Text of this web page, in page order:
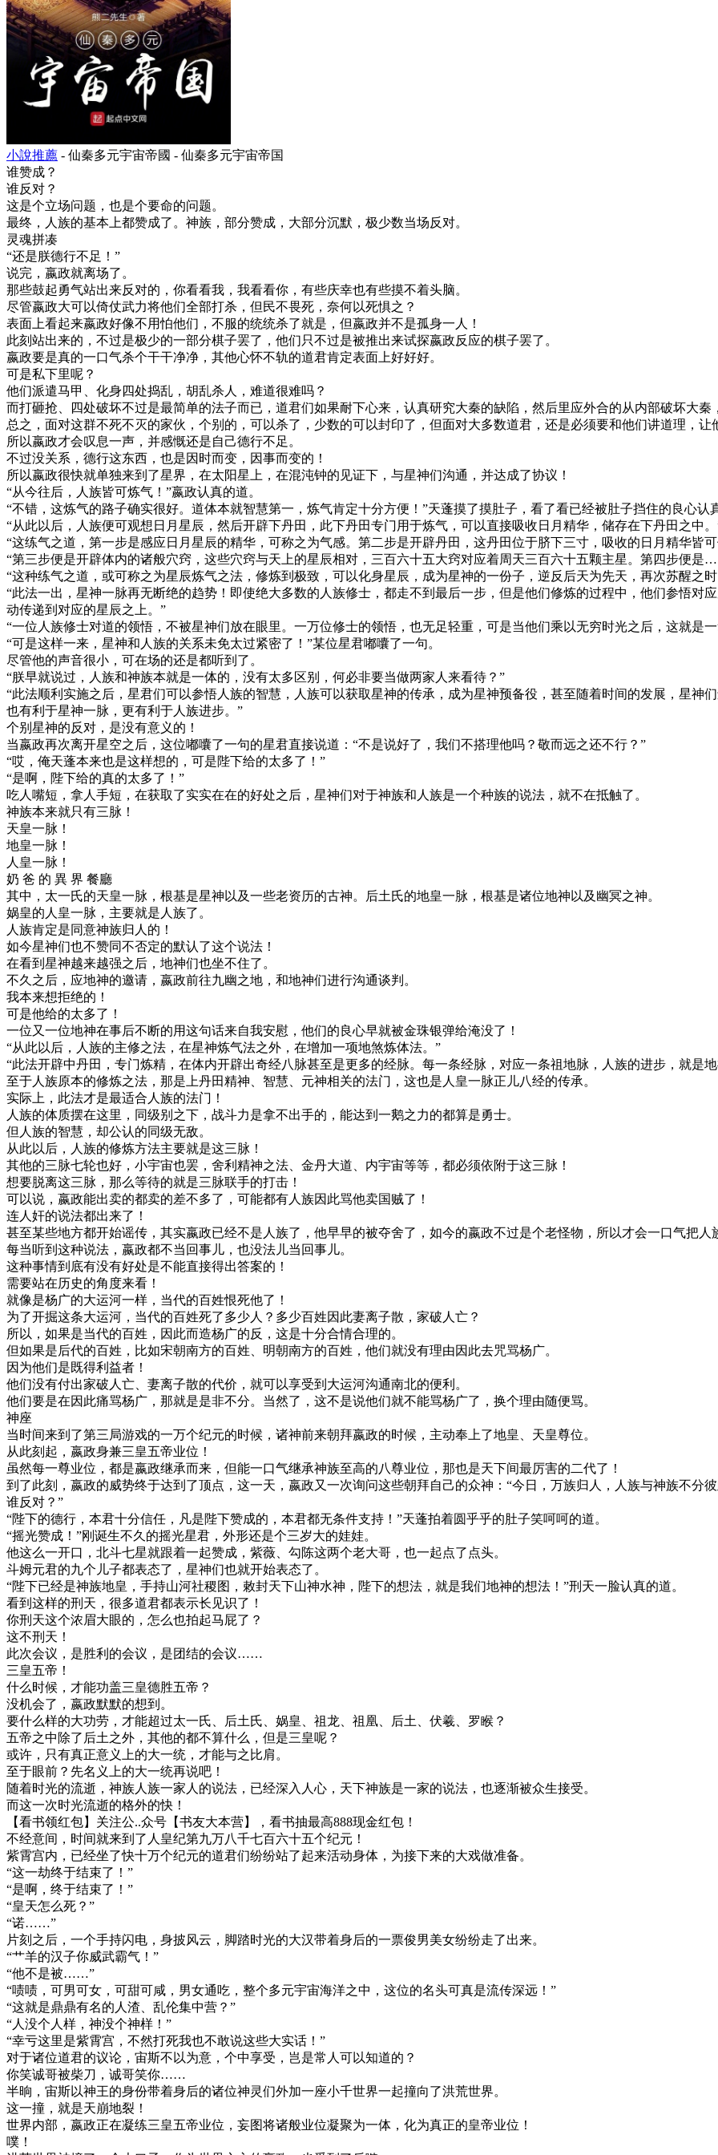
小說推薦 - 仙秦多元宇宙帝國 - 仙秦多元宇宙帝国
谁赞成？
谁反对？
这是个立场问题，也是个要命的问题。
最终，人族的基本上都赞成了。神族，部分赞成，大部分沉默，极少数当场反对。
灵魂拼凑
“还是朕德行不足！”
说完，嬴政就离场了。
那些鼓起勇气站出来反对的，你看看我，我看看你，有些庆幸也有些摸不着头脑。
尽管嬴政大可以倚仗武力将他们全部打杀，但民不畏死，奈何以死惧之？
表面上看起来嬴政好像不用怕他们，不服的统统杀了就是，但嬴政并不是孤身一人！
此刻站出来的，不过是极少的一部分棋子罢了，他们只不过是被推出来试探嬴政反应的棋子罢了。
嬴政要是真的一口气杀个干干净净，其他心怀不轨的道君肯定表面上好好好。
可是私下里呢？
他们派遣马甲、化身四处捣乱，胡乱杀人，难道很难吗？
而打砸抢、四处破坏不过是最简单的法子而已，道君们如果耐下心来，认真研究大秦的缺陷，然后里应外合的从内部破坏大秦
总之，面对这群不死不灭的家伙，个别的，可以杀了，少数的可以封印了，但面对大多数道君，还是必须要和他们讲道理，让
所以嬴政才会叹息一声，并感慨还是自己德行不足。
不过没关系，德行这东西，也是因时而变，因事而变的！
所以嬴政很快就单独来到了星界，在太阳星上，在混沌钟的见证下，与星神们沟通，并达成了协议！
“从今往后，人族皆可炼气！”嬴政认真的道。
“不错，这炼气的路子确实很好。道体本就智慧第一，炼气肯定十分方便！”天蓬摸了摸肚子，看了看已经被肚子挡住的良心认
“从此以后，人族便可观想日月星辰，然后开辟下丹田，此下丹田专门用于炼气，可以直接吸收日月精华，储存在下丹田之中
“这练气之道，第一步是感应日月星辰的精华，可称之为气感。第二步是开辟丹田，这丹田位于脐下三寸，吸收的日月精华皆
“第三步便是开辟体内的诸般穴窍，这些穴窍与天上的星辰相对，三百六十五大窍对应着周天三百六十五颗主星。第四步便是
“这种练气之道，或可称之为星辰炼气之法，修炼到极致，可以化身星辰，成为星神的一份子，逆反后天为先天，再次苏醒之
“此法一出，星神一脉再无断绝的趋势！即使绝大多数的人族修士，都走不到最后一步，但是他们修炼的过程中，他们参悟对
动传递到对应的星辰之上。”
“一位人族修士对道的领悟，不被星神们放在眼里。一万位修士的领悟，也无足轻重，可是当他们乘以无穷时光之后，这就是
“可是这样一来，星神和人族的关系未免太过紧密了！”某位星君嘟囔了一句。
尽管他的声音很小，可在场的还是都听到了。
“朕早就说过，人族和神族本就是一体的，没有太多区别，何必非要当做两家人来看待？”
“此法顺利实施之后，星君们可以参悟人族的智慧，人族可以获取星神的传承，成为星神预备役，甚至随着时间的发展，星神
也有利于星神一脉，更有利于人族进步。”
个别星神的反对，是没有意义的！
当嬴政再次离开星空之后，这位嘟囔了一句的星君直接说道：“不是说好了，我们不搭理他吗？敬而远之还不行？”
“哎，俺天蓬本来也是这样想的，可是陛下给的太多了！”
“是啊，陛下给的真的太多了！”
吃人嘴短，拿人手短，在获取了实实在在的好处之后，星神们对于神族和人族是一个种族的说法，就不在抵触了。
神族本来就只有三脉！
天皇一脉！
地皇一脉！
人皇一脉！
奶 爸 的 異 界 餐廳
其中，太一氏的天皇一脉，根基是星神以及一些老资历的古神。后土氏的地皇一脉，根基是诸位地神以及幽冥之神。
娲皇的人皇一脉，主要就是人族了。
人族肯定是同意神族归人的！
如今星神们也不赞同不否定的默认了这个说法！
在看到星神越来越强之后，地神们也坐不住了。
不久之后，应地神的邀请，嬴政前往九幽之地，和地神们进行沟通谈判。
我本来想拒绝的！
可是他给的太多了！
一位又一位地神在事后不断的用这句话来自我安慰，他们的良心早就被金珠银弹给淹没了！
“从此以后，人族的主修之法，在星神炼气法之外，在增加一项地煞炼体法。”
“此法开辟中丹田，专门炼精，在体内开辟出奇经八脉甚至是更多的经脉。每一条经脉，对应一条祖地脉，人族的进步，就是
至于人族原本的修炼之法，那是上丹田精神、智慧、元神相关的法门，这也是人皇一脉正儿八经的传承。
实际上，此法才是最适合人族的法门！
人族的体质摆在这里，同级别之下，战斗力是拿不出手的，能达到一鹅之力的都算是勇士。
但人族的智慧，却公认的同级无敌。
从此以后，人族的修炼方法主要就是这三脉！
其他的三脉七轮也好，小宇宙也罢，舍利精神之法、金丹大道、内宇宙等等，都必须依附于这三脉！
想要脱离这三脉，那么等待的就是三脉联手的打击！
可以说，嬴政能出卖的都卖的差不多了，可能都有人族因此骂他卖国贼了！
连人奸的说法都出来了！
甚至某些地方都开始谣传，其实嬴政已经不是人族了，他早早的被夺舍了，如今的嬴政不过是个老怪物，所以才会一口气把人
每当听到这种说法，嬴政都不当回事儿，也没法儿当回事儿。
这种事情到底有没有好处是不能直接得出答案的！
需要站在历史的角度来看！
就像是杨广的大运河一样，当代的百姓恨死他了！
为了开掘这条大运河，当代的百姓死了多少人？多少百姓因此妻离子散，家破人亡？
所以，如果是当代的百姓，因此而造杨广的反，这是十分合情合理的。
但如果是后代的百姓，比如宋朝南方的百姓、明朝南方的百姓，他们就没有理由因此去咒骂杨广。
因为他们是既得利益者！
他们没有付出家破人亡、妻离子散的代价，就可以享受到大运河沟通南北的便利。
他们要是在因此痛骂杨广，那就是是非不分。当然了，这不是说他们就不能骂杨广了，换个理由随便骂。
神座
当时间来到了第三局游戏的一万个纪元的时候，诸神前来朝拜嬴政的时候，主动奉上了地皇、天皇尊位。
从此刻起，嬴政身兼三皇五帝业位！
虽然每一尊业位，都是嬴政继承而来，但能一口气继承神族至高的八尊业位，那也是天下间最厉害的二代了！
到了此刻，嬴政的威势终于达到了顶点，这一天，嬴政又一次询问这些朝拜自己的众神：“今日，万族归人，人族与神族不分
谁反对？”
“陛下的德行，本君十分信任，凡是陛下赞成的，本君都无条件支持！”天蓬拍着圆乎乎的肚子笑呵呵的道。
“摇光赞成！”刚诞生不久的摇光星君，外形还是个三岁大的娃娃。
他这么一开口，北斗七星就跟着一起赞成，紫薇、勾陈这两个老大哥，也一起点了点头。
斗姆元君的九个儿子都表态了，星神们也就开始表态了。
“陛下已经是神族地皇，手持山河社稷图，敕封天下山神水神，陛下的想法，就是我们地神的想法！”刑天一脸认真的道。
看到这样的刑天，很多道君都表示长见识了！
你刑天这个浓眉大眼的，怎么也拍起马屁了？
这不刑天！
此次会议，是胜利的会议，是团结的会议……
三皇五帝！
什么时候，才能功盖三皇德胜五帝？
没机会了，嬴政默默的想到。
要什么样的大功劳，才能超过太一氏、后土氏、娲皇、祖龙、祖凰、后土、伏羲、罗睺？
五帝之中除了后土之外，其他的都不算什么，但是三皇呢？
或许，只有真正意义上的大一统，才能与之比肩。
至于眼前？先名义上的大一统再说吧！
随着时光的流逝，神族人族一家人的说法，已经深入人心，天下神族是一家的说法，也逐渐被众生接受。
而这一次时光流逝的格外的快！
【看书领红包】关注公..众号【书友大本营】，看书抽最高888现金红包！
不经意间，时间就来到了人皇纪第九万八千七百六十五个纪元！
紫霄宫内，已经坐了快十万个纪元的道君们纷纷站了起来活动身体，为接下来的大戏做准备。
“这一劫终于结束了！”
“是啊，终于结束了！”
“皇天怎么死？”
“诺……”
片刻之后，一个手持闪电，身披风云，脚踏时光的大汉带着身后的一票俊男美女纷纷走了出来。
“艹羊的汉子你威武霸气！”
“他不是被……”
“啧啧，可男可女，可甜可咸，男女通吃，整个多元宇宙海洋之中，这位的名头可真是流传深远！”
“这就是鼎鼎有名的人渣、乱伦集中营？”
“人没个人样，神没个神样！”
“幸亏这里是紫霄宫，不然打死我也不敢说这些大实话！”
对于诸位道君的议论，宙斯不以为意，个中享受，岂是常人可以知道的？
你笑诚哥被柴刀，诚哥笑你……
半晌，宙斯以神王的身份带着身后的诸位神灵们外加一座小千世界一起撞向了洪荒世界。
这一撞，就是天崩地裂！
世界内部，嬴政正在凝练三皇五帝业位，妄图将诸般业位凝聚为一体，化为真正的皇帝业位！
噗！